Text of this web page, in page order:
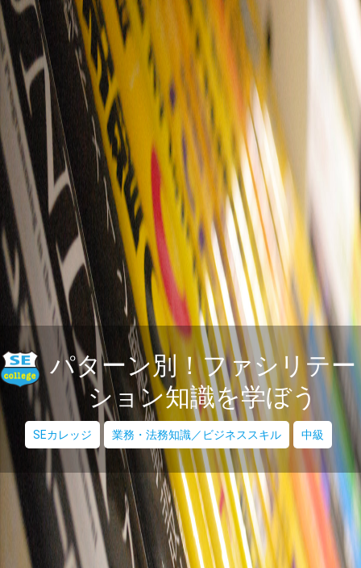
パターン別！ファシリテー
ション知識を学ぼう
SEカレッジ 業務・法務知識／ビジネススキル 中級